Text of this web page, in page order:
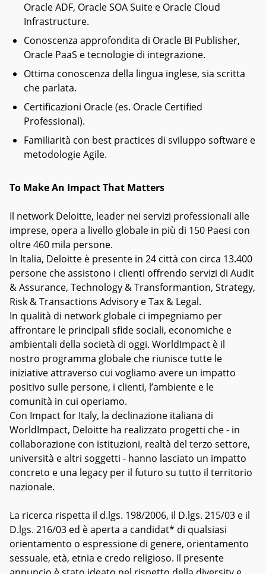
Oracle ADF, Oracle SOA Suite e Oracle Cloud
Infrastructure.
Conoscenza approfondita di Oracle BI Publisher,
Oracle PaaS e tecnologie di integrazione.
Ottima conoscenza della lingua inglese, sia scritta
che parlata.
Certificazioni Oracle (es. Oracle Certified
Professional).
Familiarità con best practices di sviluppo software e
metodologie Agile.
To Make An Impact That Matters
Il network Deloitte, leader nei servizi professionali alle
imprese, opera a livello globale in più di 150 Paesi con
oltre 460 mila persone.
In Italia, Deloitte è presente in 24 città con circa 13.400
persone che assistono i clienti offrendo servizi di Audit
& Assurance, Technology & Transformantion, Strategy,
Risk & Transactions Advisory e Tax & Legal.
In qualità di network globale ci impegniamo per
affrontare le principali sfide sociali, economiche e
ambientali della società di oggi. WorldImpact è il
nostro programma globale che riunisce tutte le
iniziative attraverso cui vogliamo avere un impatto
positivo sulle persone, i clienti, l’ambiente e le
comunità in cui operiamo.
Con Impact for Italy, la declinazione italiana di
WorldImpact, Deloitte ha realizzato progetti che - in
collaborazione con istituzioni, realtà del terzo settore,
università e altri soggetti - hanno lasciato un impatto
concreto e una legacy per il futuro su tutto il territorio
nazionale.
La ricerca rispetta il d.lgs. 198/2006, il D.lgs. 215/03 e il
D.lgs. 216/03 ed è aperta a candidat* di qualsiasi
orientamento o espressione di genere, orientamento
sessuale, età, etnia e credo religioso. Il presente